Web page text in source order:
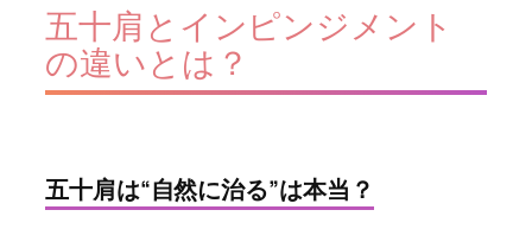
五十肩とインピンジメント
の違いとは？
五十肩は“自然に治る”は本当？